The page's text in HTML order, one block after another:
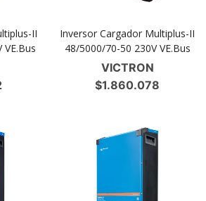
II
Inversor Cargador Multiplus-II
48/5000/70-50 230V VE.Bus
VICTRON
$1.860.078